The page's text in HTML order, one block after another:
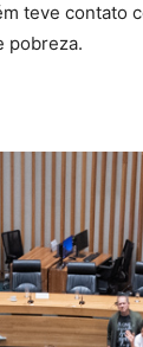
teve contato
pobreza.